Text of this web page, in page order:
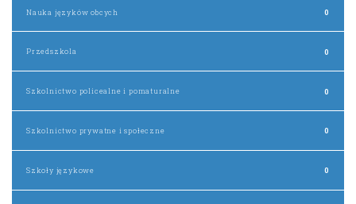
Nauka języków obcych 0
Przedszkola 0
Szkolnictwo policealne i pomaturalne 0
Szkolnictwo prywatne i społeczne 0
Szkoły językowe 0